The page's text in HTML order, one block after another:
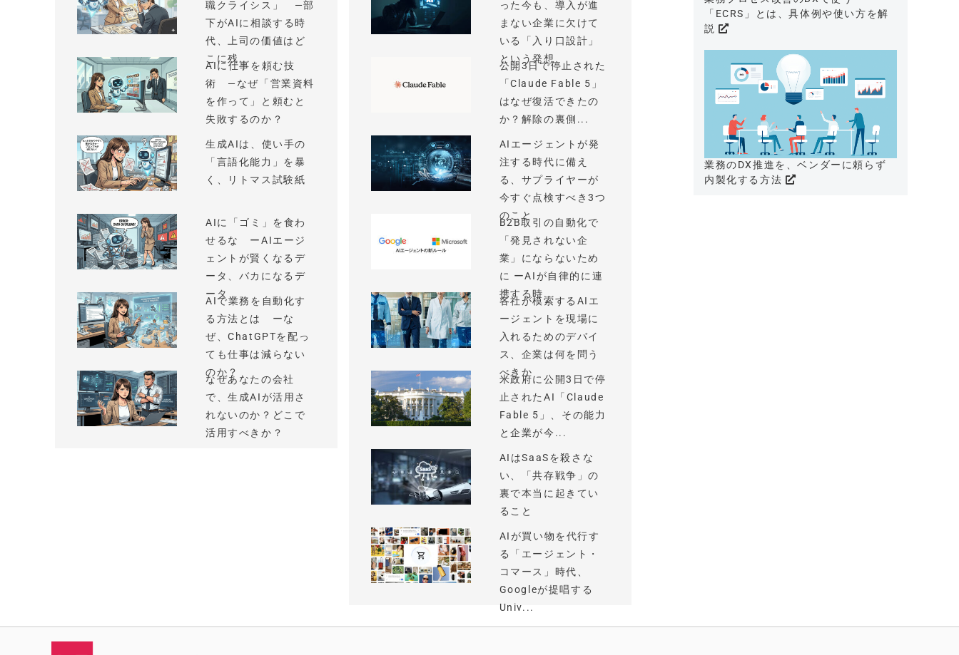
職クライシス」 —部
下がAIに相談する時
代、上司の価値はど
こに残...
AIに仕事を頼む技
術 —なぜ「営業資料
を作って」と頼むと
失敗するのか？
生成AIは、使い手の
「言語化能力」を暴
く、リトマス試験紙
AIに「ゴミ」を食わ
せるな ーAIエージ
ェントが賢くなるデ
ータ、バカになるデ
ータ
AIで業務を自動化す
る方法とは ーな
ぜ、ChatGPTを配っ
ても仕事は減らない
のか？
なぜあなたの会社
で、生成AIが活用さ
れないのか？どこで
活用すべきか？
った今も、導入が進
まない企業に欠けて
いる「入り口設計」
という発想
公開3日で停止された
「Claude Fable 5」
はなぜ復活できたの
か？解除の裏側...
AIエージェントが発
注する時代に備え
る、サプライヤーが
今すぐ点検すべき3つ
のこと
B2B取引の自動化で
「発見されない企
業」にならないため
に ーAIが自律的に連
携する時...
各社が模索するAIエ
ージェントを現場に
入れるためのデバイ
ス、企業は何を問う
べきか
米政府に公開3日で停
止されたAI「Claude
Fable 5」、その能力
と企業が今...
AIはSaaSを殺さな
い、「共存戦争」の
裏で本当に起きてい
ること
AIが買い物を代行す
る「エージェント・
コマース」時代、
Googleが提唱する
Univ...
「ECRS」とは、具体例や使い方を解
説
業務のDX推進を、ベンダーに頼らず
内製化する方法